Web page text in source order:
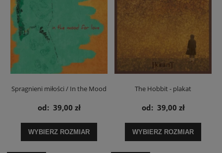
Spragnieni miłości / In the Mood
for Love - plakat
od: 39,00 zł
WYBIERZ ROZMIAR
The Hobbit - plakat
od: 39,00 zł
WYBIERZ ROZMIAR